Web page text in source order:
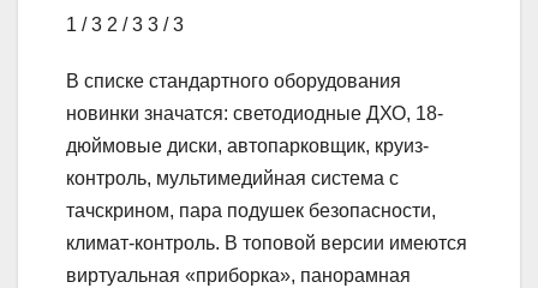
1 / 3 2 / 3 3 / 3
В списке стандартного оборудования
новинки значатся: светодиодные ДХО, 18-
дюймовые диски, автопарковщик, круиз-
контроль, мультимедийная система с
тачскрином, пара подушек безопасности,
климат-контроль. В топовой версии имеются
виртуальная «приборка», панорамная